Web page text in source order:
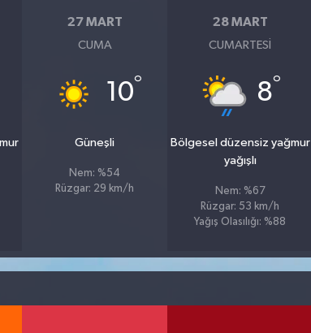
27 MART
CUMA
10°
Güneşli
Nem: %54
Rüzgar: 29 km/h
28 MART
CUMARTESI
8°
Bölgesel düzensiz yağmur
yağışlı
Nem: %67
Rüzgar: 53 km/h
Yağış Olasılığı: %88